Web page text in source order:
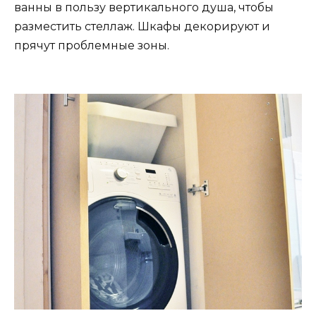
ванны в пользу вертикального душа, чтобы
разместить стеллаж. Шкафы декорируют и
прячут проблемные зоны.